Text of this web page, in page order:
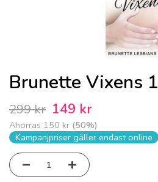
Brunette Vixens 1
299 kr 149 kr
Ahorras 150 kr (50%)
Kampanjpriser gäller endast online